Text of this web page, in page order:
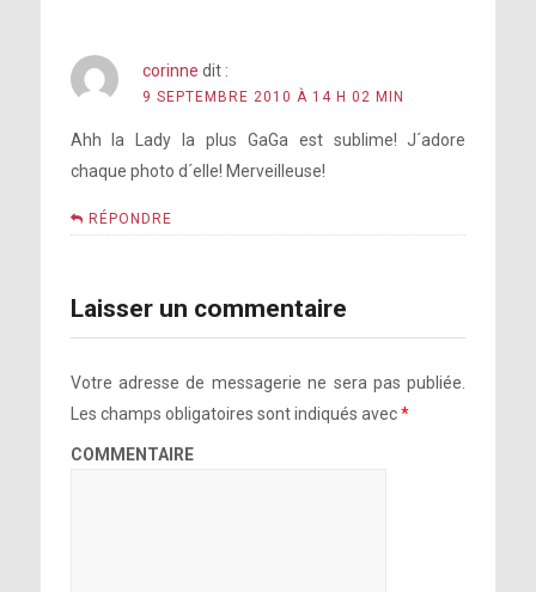
corinne dit :
9 SEPTEMBRE 2010 À 14 H 02 MIN
Ahh la Lady la plus GaGa est sublime! J´adore
chaque photo d´elle! Merveilleuse!
RÉPONDRE
Laisser un commentaire
Votre adresse de messagerie ne sera pas publiée.
Les champs obligatoires sont indiqués avec*
COMMENTAIRE